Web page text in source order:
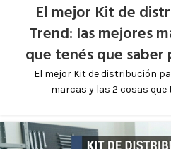
El mejor Kit de
Trend: las mejores
que tenés que
El mejor Kit de distribución
marcas y las 2 cosas que